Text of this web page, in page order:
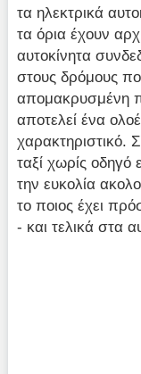
τα ηλεκτρικά
τα όρια έχουν
αυτοκίνητα
στους δρόμους
απομακρυσμένη
αποτελεί ένα
χαρακτηριστικό.
ταξί χωρίς οδηγό
την ευκολία
το ποιος έχει
- και τελικά στα